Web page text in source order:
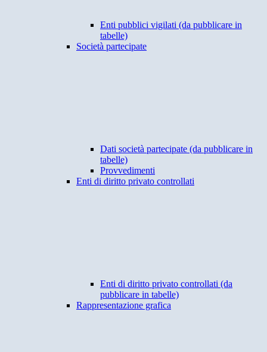
Enti pubblici vigilati (da pubblicare in
tabelle)
Società partecipate
Dati società partecipate (da pubblicare in
tabelle)
Provvedimenti
Enti di diritto privato controllati
Enti di diritto privato controllati (da
pubblicare in tabelle)
Rappresentazione grafica